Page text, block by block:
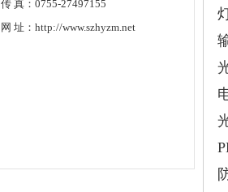
传 真：0755-27497155
网 址：http://www.szhyzm.net